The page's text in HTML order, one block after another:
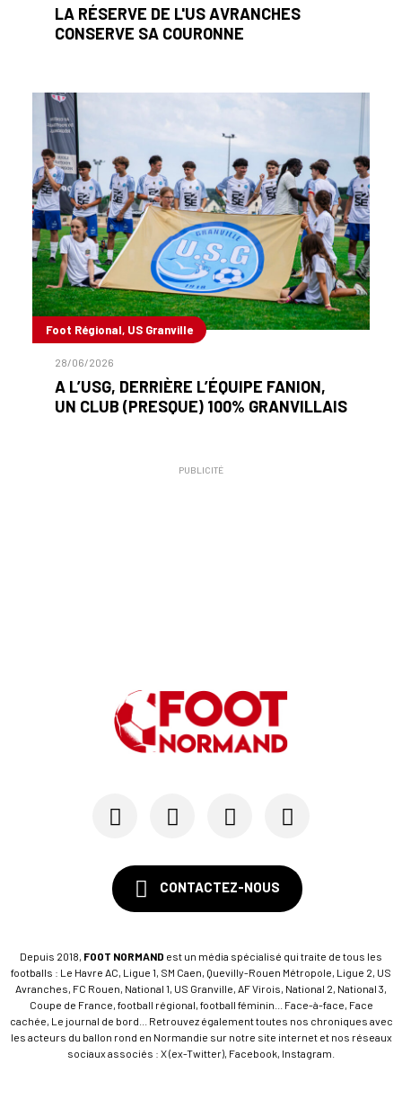
LA RÉSERVE DE L'US AVRANCHES
CONSERVE SA COURONNE
Foot Régional, US Granville
28/06/2026
A L’USG, DERRIÈRE L’ÉQUIPE FANION,
UN CLUB (PRESQUE) 100% GRANVILLAIS
PUBLICITÉ
CONTACTEZ-NOUS
Depuis 2018, FOOT NORMAND est un média spécialisé qui traite de tous les
footballs : Le Havre AC, Ligue 1, SM Caen, Quevilly-Rouen Métropole, Ligue 2, US
Avranches, FC Rouen, National 1, US Granville, AF Virois, National 2, National 3,
Coupe de France, football régional, football féminin... Face-à-face, Face
cachée, Le journal de bord... Retrouvez également toutes nos chroniques avec
les acteurs du ballon rond en Normandie sur notre site internet et nos réseaux
sociaux associés : X (ex-Twitter), Facebook, Instagram.